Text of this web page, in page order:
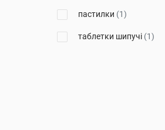
пастилки (1)
таблетки шипучі (1)